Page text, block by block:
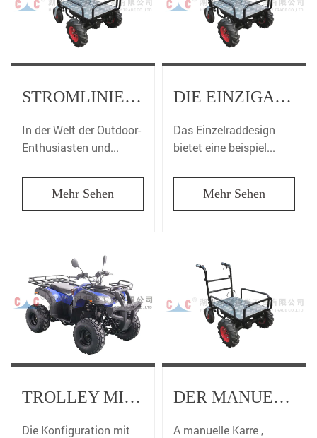
STROMLINIENFÖRMIGE ABENTEUER: DIE EINZIGARTIGE ELEGANZ VON EINZELRADTRÄGERN
In der Welt der Outdoor-
Enthusiasten und...
Mehr Sehen
DIE EINZIGARTIGE ELEGANZ VON EINZELRADTRÄGERN
Das Einzelraddesign
bietet eine beispiel...
Mehr Sehen
TROLLEY MIT VIER RÄDERN: DIE MOBILE LÖSUNG FÜR MÜHELOSEN KOMFORT
Die Konfiguration mit
DER MANUELLE SCHUBKARREN: EIN BEWÄHRTES ARBEITSTIER IN DER WELT DES MATERIALTRANSPORTS
A manuelle Karre ,